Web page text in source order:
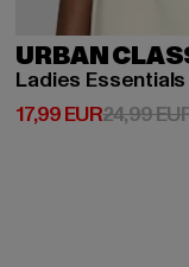
URBAN
Ladies
17,99 EUR
Derzeitiger Preis:
24,99